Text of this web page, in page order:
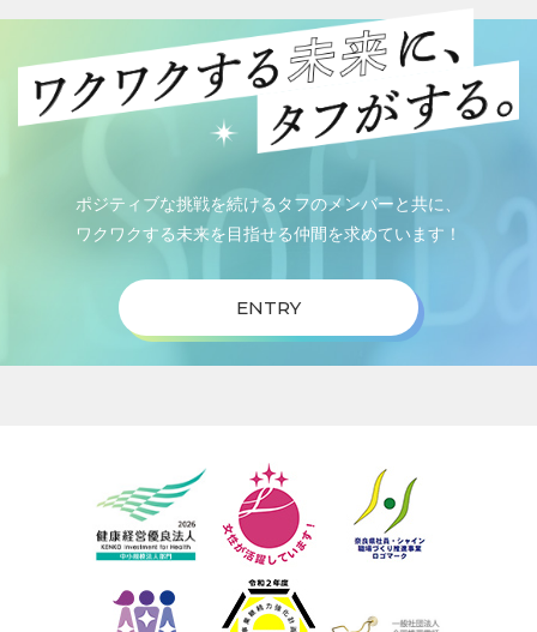
ポジティブな挑戦を続けるタフのメンバーと共に、
ワクワクする未来を目指せる仲間を求めています！
ENTRY